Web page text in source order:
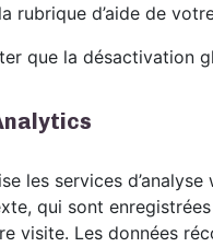
rubrique d’aide de
que la désactivation
les services
qui sont
visite. Les données